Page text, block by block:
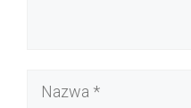
Nazwa